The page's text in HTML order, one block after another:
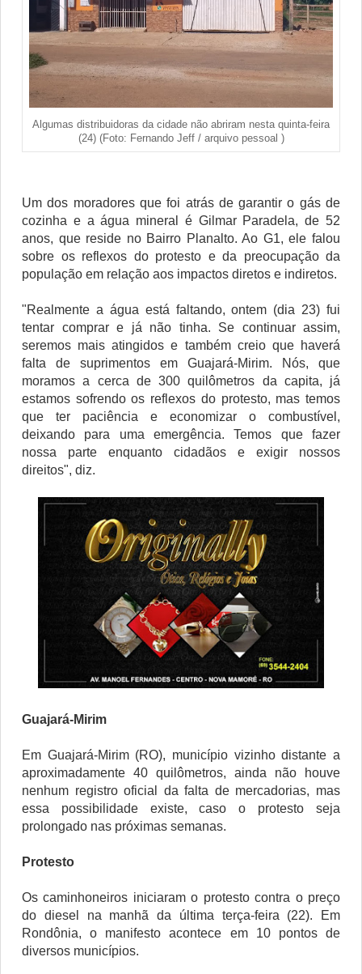
Algumas distribuidoras da cidade não abriram nesta quinta-feira
(24) (Foto: Fernando Jeff / arquivo pessoal )
Um dos moradores que foi atrás de garantir o gás de
cozinha e a água mineral é Gilmar Paradela, de 52
anos, que reside no Bairro Planalto. Ao G1, ele falou
sobre os reflexos do protesto e da preocupação da
população em relação aos impactos diretos e indiretos.
"Realmente a água está faltando, ontem (dia 23) fui
tentar comprar e já não tinha. Se continuar assim,
seremos mais atingidos e também creio que haverá
falta de suprimentos em Guajará-Mirim. Nós, que
moramos a cerca de 300 quilômetros da capita, já
estamos sofrendo os reflexos do protesto, mas temos
que ter paciência e economizar o combustível,
deixando para uma emergência. Temos que fazer
nossa parte enquanto cidadãos e exigir nossos
direitos", diz.
Guajará-Mirim
Em Guajará-Mirim (RO), município vizinho distante a
aproximadamente 40 quilômetros, ainda não houve
nenhum registro oficial da falta de mercadorias, mas
essa possibilidade existe, caso o protesto seja
prolongado nas próximas semanas.
Protesto
Os caminhoneiros iniciaram o protesto contra o preço
do diesel na manhã da última terça-feira (22). Em
Rondônia, o manifesto acontece em 10 pontos de
diversos municípios.